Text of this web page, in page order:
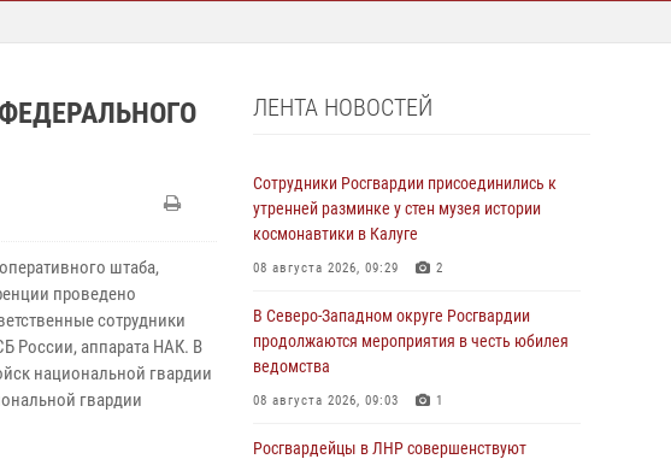
штаба,
проведено
сотрудники
России, аппарата НАК. В
национальной гвардии
гвардии
ЛЕНТА НОВОСТЕЙ
Сотрудники Росгвардии присоединились к
утренней разминке у стен музея истории
космонавтики в Калуге
08 августа 2026, 09:29 2
В Северо-Западном округе Росгвардии
продолжаются мероприятия в честь юбилея
ведомства
08 августа 2026, 09:03 1
Росгвардейцы в ЛНР совершенствуют